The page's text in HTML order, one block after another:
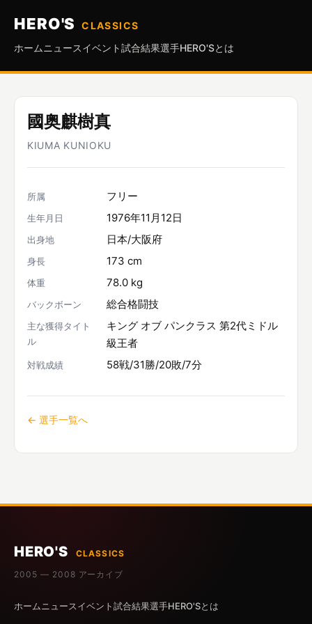
HERO'S
CLASSICS
ホーム ニュースイベント試合結果選手HERO'Sとは
國奥麒樹真
KIUMA KUNIOKU
所属 フリー
生年月日 1976年11月12日
出身地 日本/大阪府
身長 173 cm
体重 78.0 kg
バックボーン 総合格闘技
主な獲得タイト
ル
キング オブ パンクラス 第2代ミドル
級王者
対戦成績 58戦/31勝/20敗/7分
← 選手一覧へ
HERO'S
CLASSICS
2005 — 2008 アーカイブ
ホームニュースイベント試合結果選手HERO'Sとは